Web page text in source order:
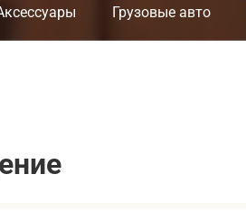
Грузовые авто